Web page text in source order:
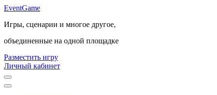
EventGame
Игры, сценарии и многое другое,
объединенные на одной площадке
Разместить игру
Личный кабинет